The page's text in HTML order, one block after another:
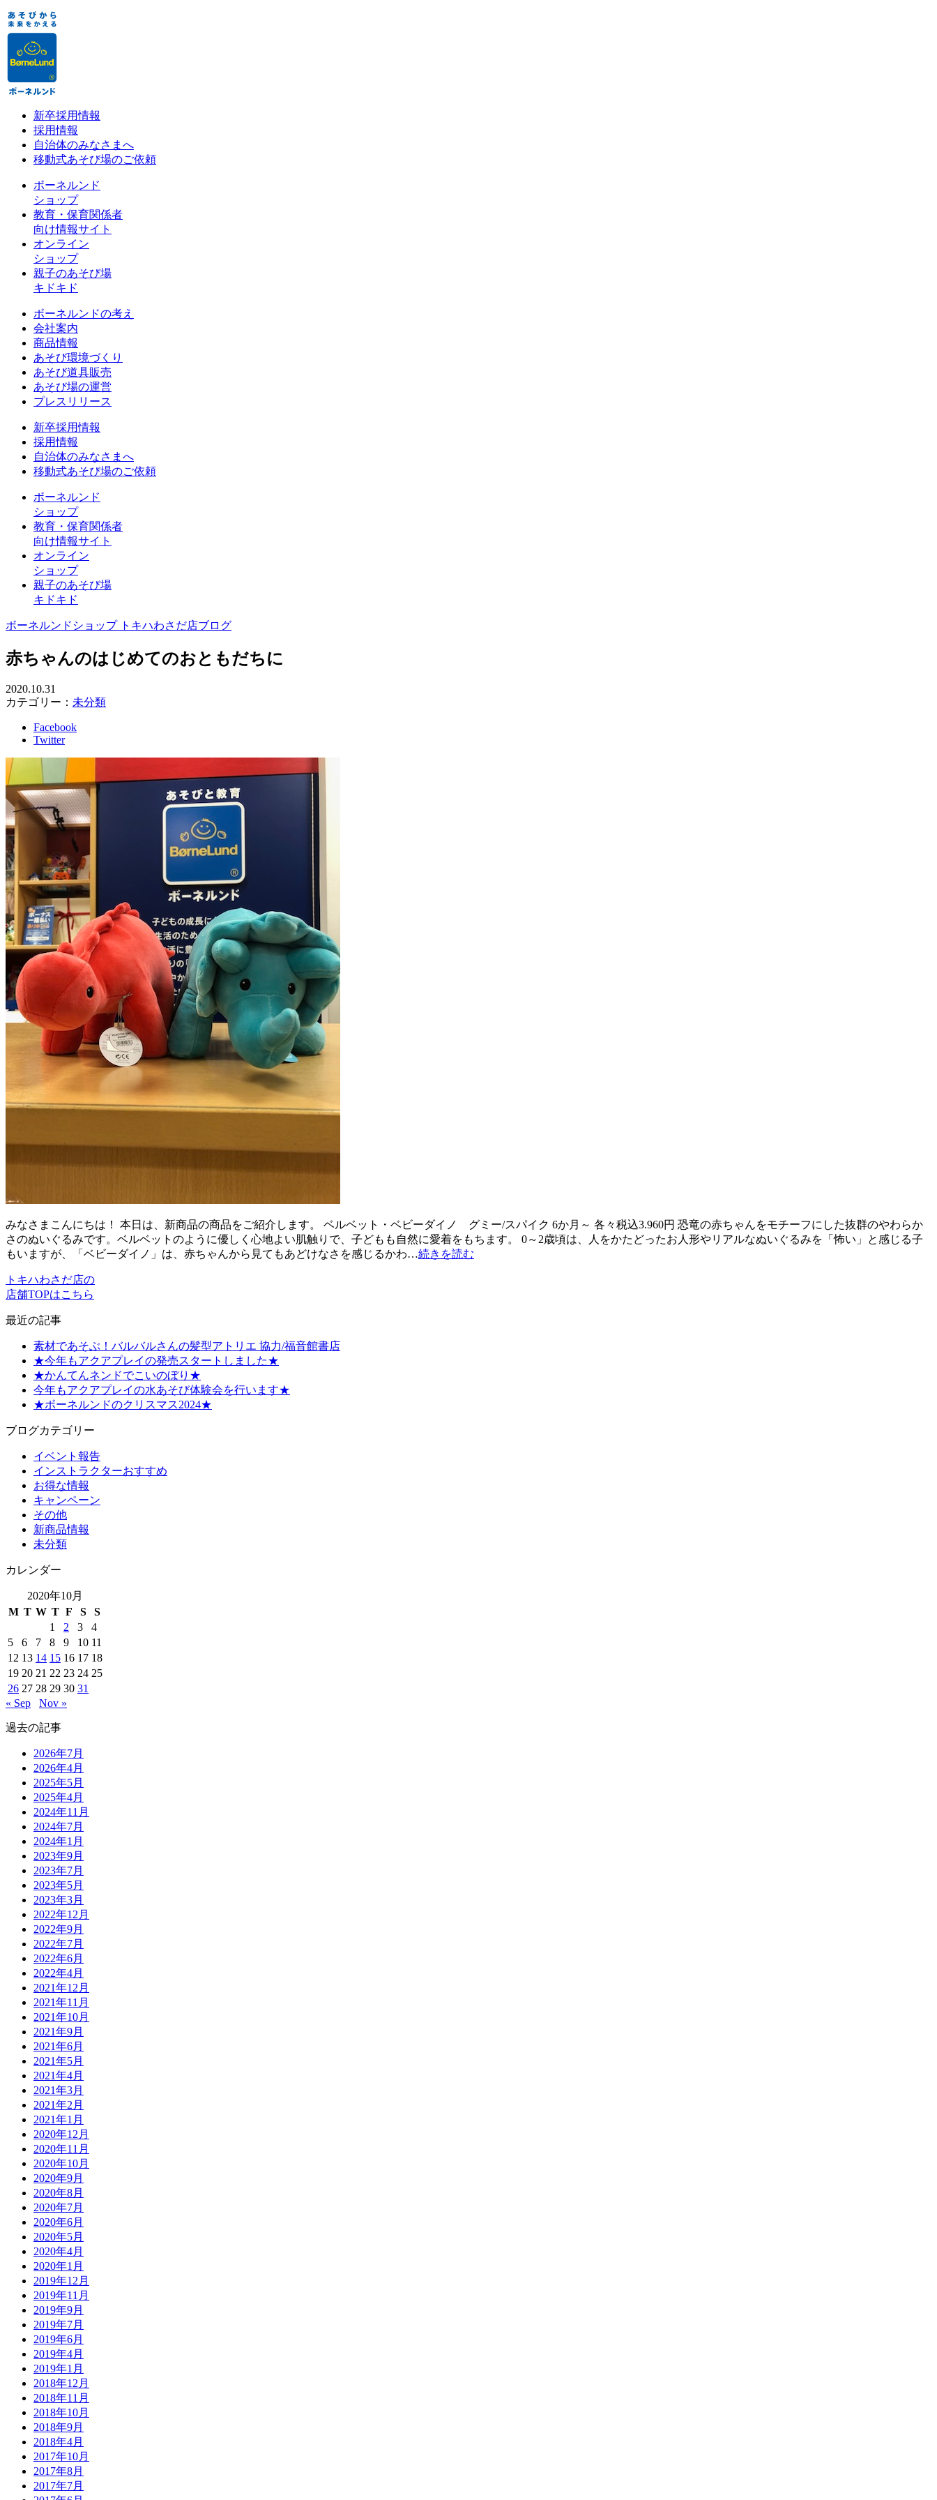
新卒採用情報
採用情報
自治体のみなさまへ
移動式あそび場のご依頼
ボーネルンド
ショップ
教育・保育関係者
向け情報サイト
オンライン
ショップ
親子のあそび場
キドキド
ボーネルンドの考え
会社案内
商品情報
あそび環境づくり
あそび道具販売
あそび場の運営
プレスリリース
新卒採用情報
採用情報
自治体のみなさまへ
移動式あそび場のご依頼
ボーネルンド
ショップ
教育・保育関係者
向け情報サイト
オンライン
ショップ
親子のあそび場
キドキド
ボーネルンドショップ トキハわさだ店ブログ
赤ちゃんのはじめてのおともだちに
2020.10.31
カテゴリー： 未分類
Facebook
Twitter
みなさまこんにちは！ 本日は、新商品の商品をご紹介します。 ベルベット・ベビーダイノ グミー/スパイク 6か月～ 各々税込3.960円 恐竜の赤ちゃんをモチーフにした抜群のやわらか
さのぬいぐるみです。ベルベットのように優しく心地よい肌触りで、子どもも自然に愛着をもちます。 0～2歳頃は、人をかたどったお人形やリアルなぬいぐるみを「怖い」と感じる子
もいますが、「ベビーダイノ」は、赤ちゃんから見てもあどけなさを感じるかわ…続きを読む
トキハわさだ店の
店舗TOPはこちら
最近の記事
素材であそぶ！バルバルさんの髪型アトリエ 協力/福音館書店
★今年もアクアプレイの発売スタートしました★
★かんてんネンドでこいのぼり★
今年もアクアプレイの水あそび体験会を行います★
★ボーネルンドのクリスマス2024★
ブログカテゴリー
イベント報告
インストラクターおすすめ
お得な情報
キャンペーン
その他
新商品情報
未分類
カレンダー
2020年10月
M T W T F S
S
1
2 3
4
5
6 7 8 9 10 11
12 13 14 15 16 17 18
19 20 21 22 23 24 25
26 27 28 29 30 31
« Sep
Nov »
過去の記事
2026年7月
2026年4月
2025年5月
2025年4月
2024年11月
2024年7月
2024年1月
2023年9月
2023年7月
2023年5月
2023年3月
2022年12月
2022年9月
2022年7月
2022年6月
2022年4月
2021年12月
2021年11月
2021年10月
2021年9月
2021年6月
2021年5月
2021年4月
2021年3月
2021年2月
2021年1月
2020年12月
2020年11月
2020年10月
2020年9月
2020年8月
2020年7月
2020年6月
2020年5月
2020年4月
2020年1月
2019年12月
2019年11月
2019年9月
2019年7月
2019年6月
2019年4月
2019年1月
2018年12月
2018年11月
2018年10月
2018年9月
2018年4月
2017年10月
2017年8月
2017年7月